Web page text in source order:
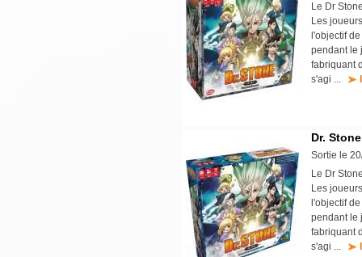
Le Dr
Les
l'objectif
pendant le
fabriquant
s'agi ...
Dr.
Sortie le
Le Dr
Les
l'objectif
pendant le
fabriquant
s'agi ...